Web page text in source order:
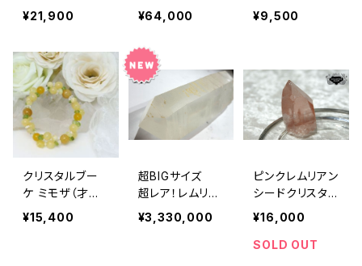
出発、再生 「夕
陽のブーケ」
¥21,900
～ （成功、昇
¥64,000
（才能発揮、開
花、無邪気な心、
¥9,500
クリスタルブー
ケ ミモザ（才能
発揮、開花、無邪
気な心、明るさ、
¥15,400
超BIGサイズ
超レア！レムリア
ンシードクリスタ
ル 4.7Kｇ
¥3,330,000
ピンクレムリアン
シードクリスタ
ル ブラジル
ミナスジェライス
産 P1108
¥16,000
SOLD OUT